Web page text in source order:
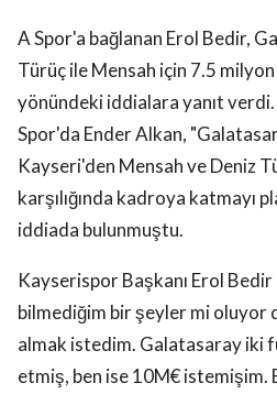
A Spor'a bağlanan Erol Bedir,
Türüç ile Mensah için 7.5
yönündeki iddialara yanıt verdi.
Spor'da Ender Alkan,
Kayseri'den Mensah ve Deniz
karşılığında kadroya katmayı
iddiada bulunmuştu.
Kayserispor Başkanı Erol Bedir
bilmediğim bir şeyler mi oluyor
almak istedim. Galatasaray iki
etmiş, ben ise 10M€ istemişim.